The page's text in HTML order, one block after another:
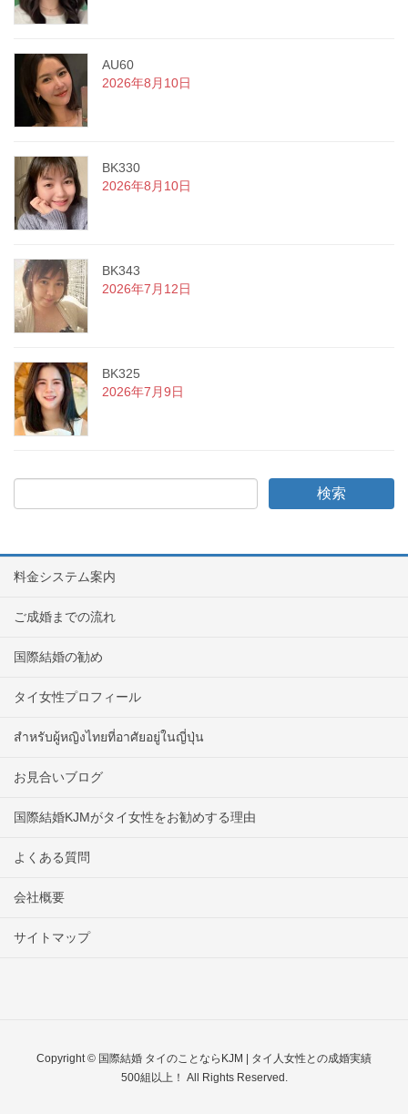
AU60
2026年8月10日
BK330
2026年8月10日
BK343
2026年7月12日
BK325
2026年7月9日
料金システム案内
ご成婚までの流れ
国際結婚の勧め
タイ女性プロフィール
สำหรับผู้หญิงไทยที่อาศัยอยู่ในญี่ปุ่น
お見合いブログ
国際結婚KJMがタイ女性をお勧めする理由
よくある質問
会社概要
サイトマップ
Copyright © 国際結婚 タイのことならKJM | タイ人女性との成婚実績
500組以上！ All Rights Reserved.